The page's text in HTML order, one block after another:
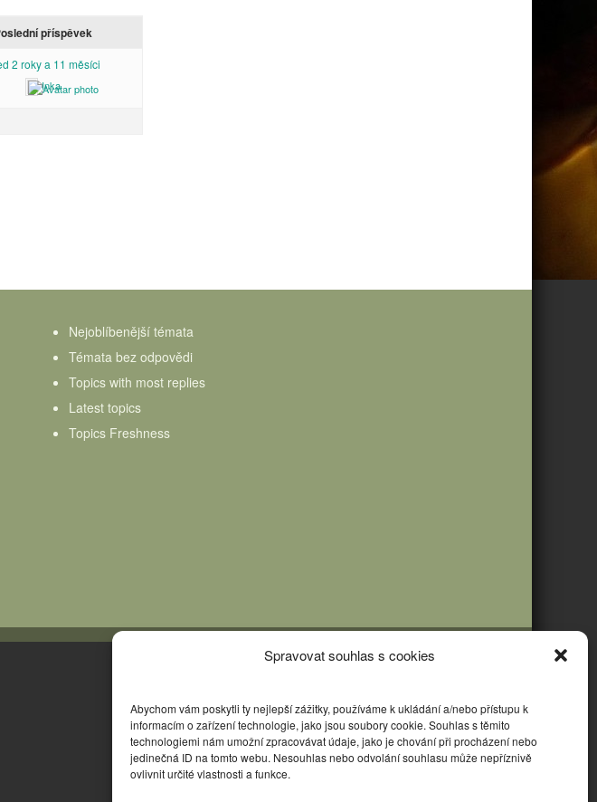
Spravovat souhlas s cookies
Abychom vám poskytli ty nejlepší zážitky, používáme k ukládání a/nebo přístupu k
informacím o zařízení technologie, jako jsou soubory cookie. Souhlas s těmito
technologiemi nám umožní zpracovávat údaje, jako je chování při procházení nebo
jedinečná ID na tomto webu. Nesouhlas nebo odvolání souhlasu může nepříznivě
ovlivnit určité vlastnosti a funkce.
příspěvek
2 roky a 11 měsíci
Inka
Nejoblíbenější témata
Témata bez odpovědi
Topics with most replies
Latest topics
Topics Freshness